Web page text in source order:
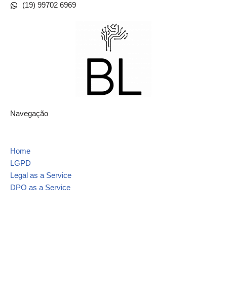
(19) 99702 6969
Navegação
Home
LGPD
Legal as a Service
DPO as a Service